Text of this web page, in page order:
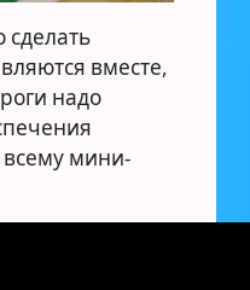
сделать
вместе,
надо
мини-